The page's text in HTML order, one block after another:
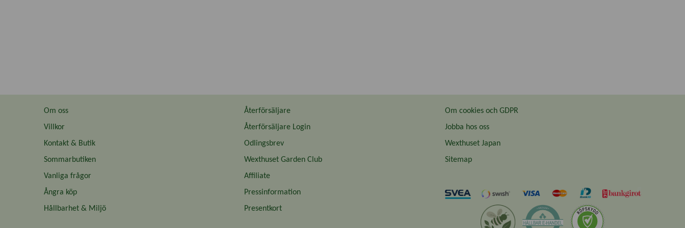
Om oss
Villkor
Kontakt & Butik
Sommarbutiken
Vanliga frågor
Ångra köp
Hållbarhet & Miljö
Återförsäljare
Återförsäljare Login
Odlingsbrev
Wexthuset Garden Club
Affiliate
Pressinformation
Presentkort
Om cookies och GDPR
Jobba hos oss
Wexthuset Japan
Sitemap